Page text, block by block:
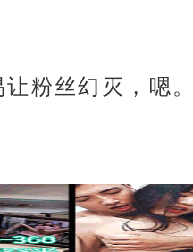
粉丝幻灭，嗯。